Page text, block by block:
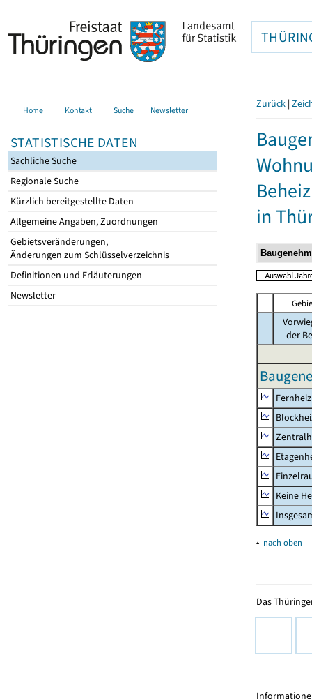
Home Kontakt Suche Newsletter
STATISTISCHE DATEN
Sachliche Suche
Regionale Suche
Kürzlich bereitgestellte Daten
Allgemeine Angaben, Zuordnungen
Gebietsveränderungen,
Änderungen zum Schlüsselverzeichnis
Definitionen und Erläuterungen
Newsletter
Zurück |
in
der
Keine
▴ nach oben
Das